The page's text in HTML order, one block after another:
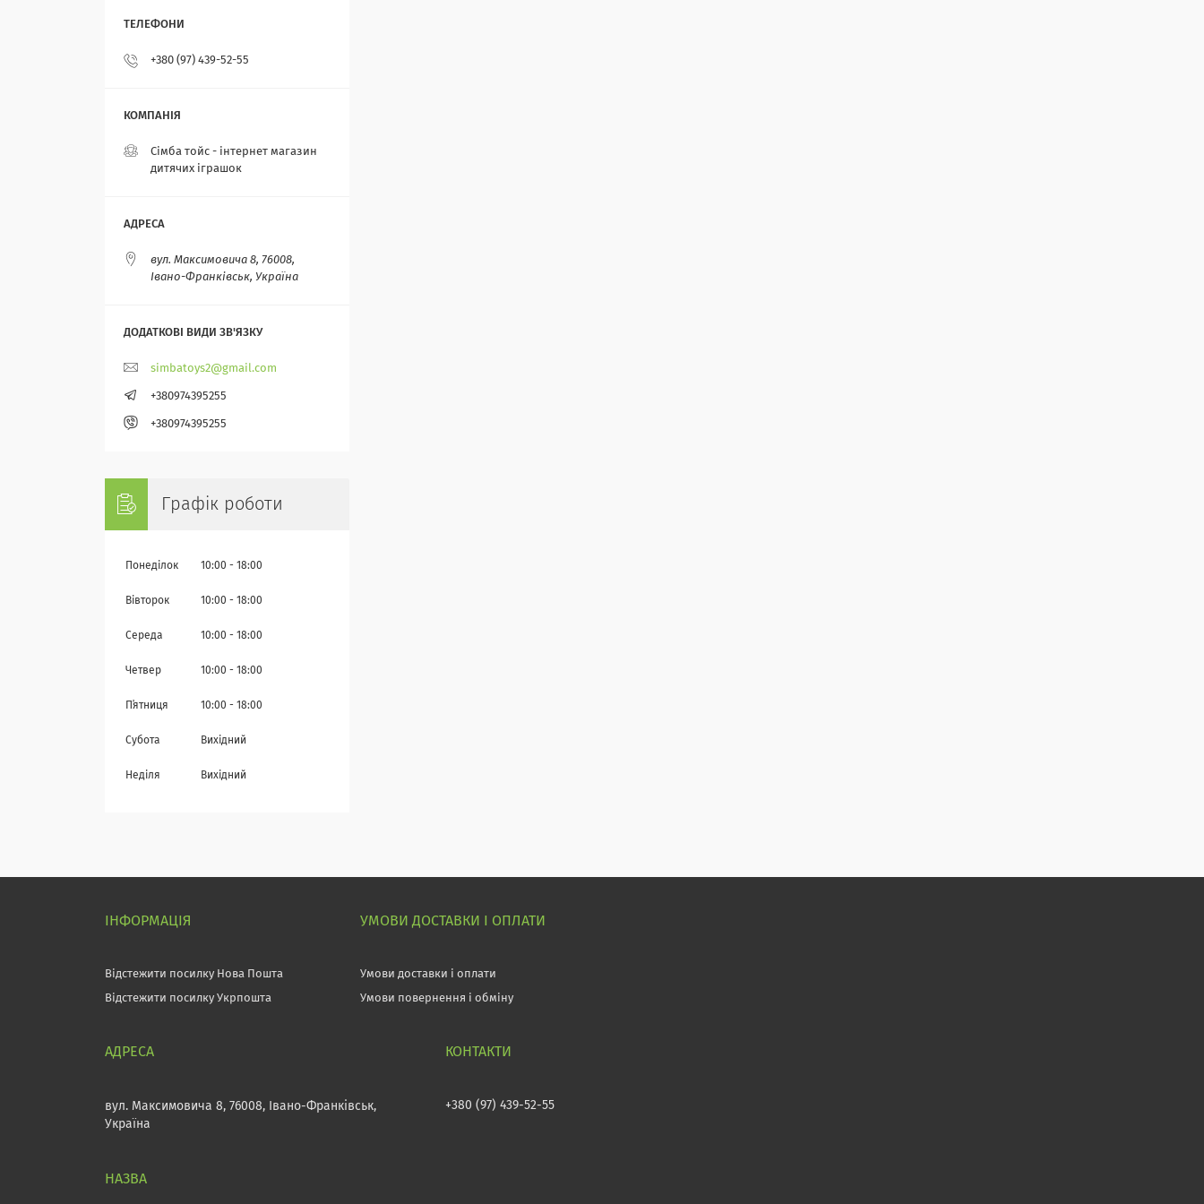
+380 (97) 439-52-55
Сімба тойс - інтернет магазин
дитячих іграшок
вул. Максимовича 8, 76008,
Івано-Франківськ, Україна
simbatoys2@gmail.com
+380974395255
+380974395255
Графік роботи
Понеділок 10:00 18:00
Вівторок 10:00 18:00
Середа 10:00 18:00
Четвер 10:00 18:00
Пʼятниця 10:00 18:00
Субота Вихідний
Неділя Вихідний
ІНФОРМАЦІЯ
Відстежити посилку Нова Пошта
Відстежити посилку Укрпошта
УМОВИ ДОСТАВКИ І ОПЛАТИ
Умови доставки і оплати
Умови повернення і обміну
вул. Максимовича 8, 76008, Івано-Франківськ,
Україна
+380 (97) 439-52-55